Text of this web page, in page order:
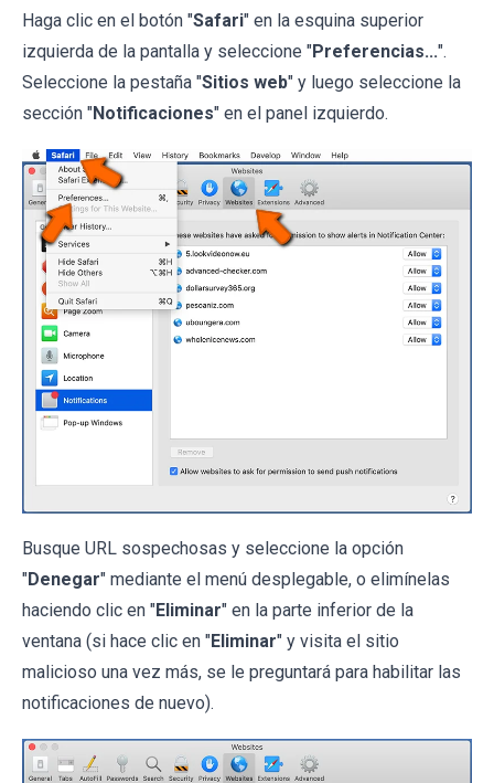
Haga clic en el botón "Safari" en la esquina superior
izquierda de la pantalla y seleccione "Preferencias...".
Seleccione la pestaña "Sitios web" y luego seleccione la
sección "Notificaciones" en el panel izquierdo.
Busque URL sospechosas y seleccione la opción
"Denegar" mediante el menú desplegable, o elimínelas
haciendo clic en "Eliminar" en la parte inferior de la
ventana (si hace clic en "Eliminar" y visita el sitio
malicioso una vez más, se le preguntará para habilitar las
notificaciones de nuevo).